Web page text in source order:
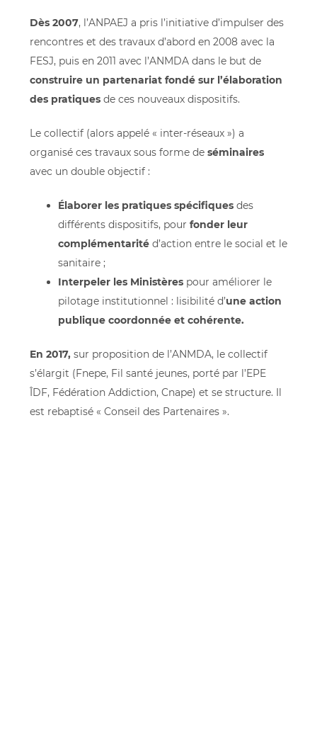
Dès 2007, l’ANPAEJ a pris l’initiative d’impulser des
rencontres et des travaux d’abord en 2008 avec la
FESJ, puis en 2011 avec l’ANMDA dans le but de
construire un partenariat fondé sur l’élaboration
des pratiques de ces nouveaux dispositifs.
Le collectif (alors appelé « inter-réseaux ») a
organisé ces travaux sous forme de séminaires
avec un double objectif :
Élaborer les pratiques spécifiques des
différents dispositifs, pour fonder leur
complémentarité d’action entre le social et le
sanitaire ;
Interpeler les Ministères pour améliorer le
pilotage institutionnel : lisibilité d’une action
publique coordonnée et cohérente.
En 2017, sur proposition de l’ANMDA, le collectif
s’élargit (Fnepe, Fil santé jeunes, porté par l’EPE
ÎDF, Fédération Addiction, Cnape) et se structure. Il
est rebaptisé « Conseil des Partenaires ».